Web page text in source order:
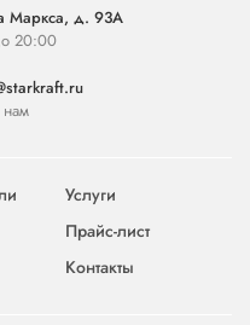
Маркса, д. 93А
20:00
Услуги
Прайс-лист
Контакты